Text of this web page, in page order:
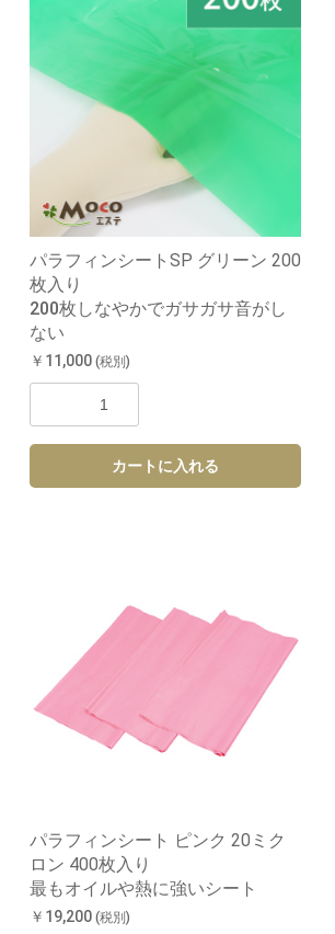
パラフィンシートSP グリーン 200
枚入り
200枚しなやかでガサガサ音がし
ない
￥11,000 (税別)
カートに入れる
パラフィンシート ピンク 20ミク
ロン 400枚入り
最もオイルや熱に強いシート
￥19,200 (税別)
お買い物を続ける